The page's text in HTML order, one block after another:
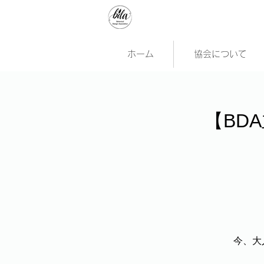
ホーム 協会について
【
今、大